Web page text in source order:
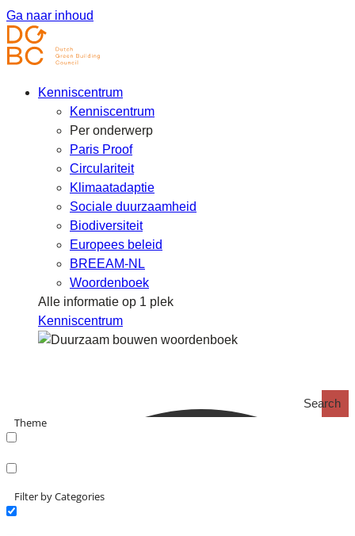
Ga naar inhoud
Kenniscentrum
Kenniscentrum
Per onderwerp
Paris Proof
Circulariteit
Klimaatadaptie
Sociale duurzaamheid
Biodiversiteit
Europees beleid
BREEAM-NL
Woordenboek
Alle informatie op 1 plek
Kenniscentrum
Search
Theme
Filter by Categories